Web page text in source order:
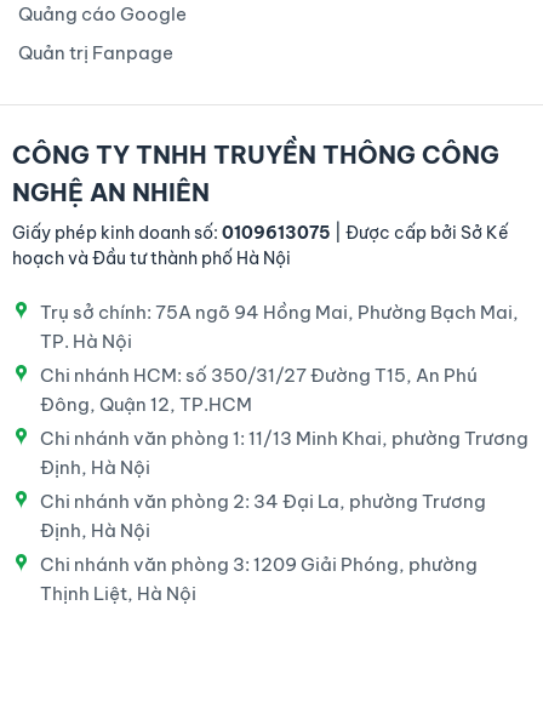
Quảng cáo Google
Quản trị Fanpage
CÔNG TY TNHH TRUYỀN THÔNG CÔNG
NGHỆ AN NHIÊN
Giấy phép kinh doanh số: 0109613075 | Được cấp bởi Sở Kế
hoạch và Đầu tư thành phố Hà Nội
Trụ sở chính: 75A ngõ 94 Hồng Mai, Phường Bạch Mai,
TP. Hà Nội
Chi nhánh HCM: số 350/31/27 Đường T15, An Phú
Đông, Quận 12, TP.HCM
Chi nhánh văn phòng 1: 11/13 Minh Khai, phường Trương
Định, Hà Nội
Chi nhánh văn phòng 2: 34 Đại La, phường Trương
Định, Hà Nội
Chi nhánh văn phòng 3: 1209 Giải Phóng, phường
Thịnh Liệt, Hà Nội